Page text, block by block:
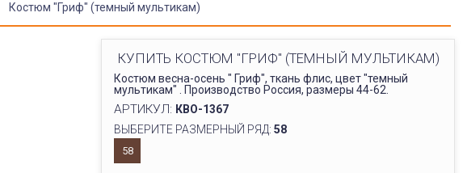
Костюм "Гриф" (темный мультикам)
КУПИТЬ КОСТЮМ "ГРИФ" (ТЕМНЫЙ МУЛЬТИКАМ)
Костюм весна-осень " Гриф", ткань флис, цвет "темный
мультикам" . Производство Россия, размеры 44-62.
АРТИКУЛ: КВО-1367
ВЫБЕРИТЕ РАЗМЕРНЫЙ РЯД: 58
58